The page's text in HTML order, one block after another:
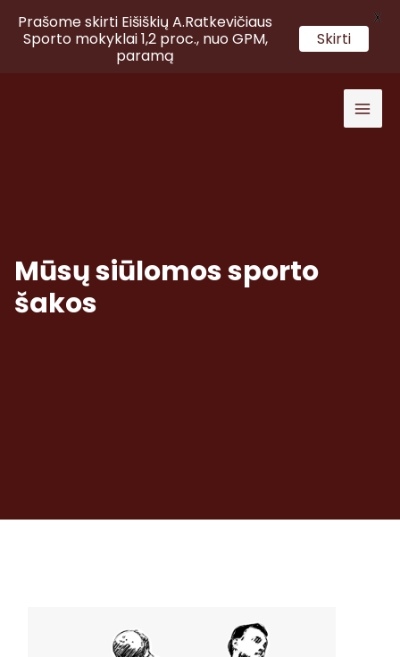
Main
Mūsų siūlomos sporto
šakos
Prašome skirti Eišiškių A.Ratkevičiaus
Sporto mokyklai 1,2 proc., nuo GPM,
paramą
Skirti
X